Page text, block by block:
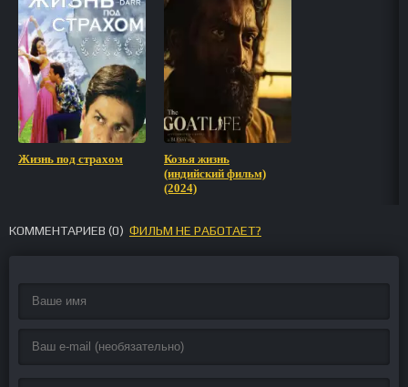
Жизнь под страхом
Козья жизнь
(индийский фильм)
(2024)
КОММЕНТАРИЕВ (0) ФИЛЬМ НЕ РАБОТАЕТ?